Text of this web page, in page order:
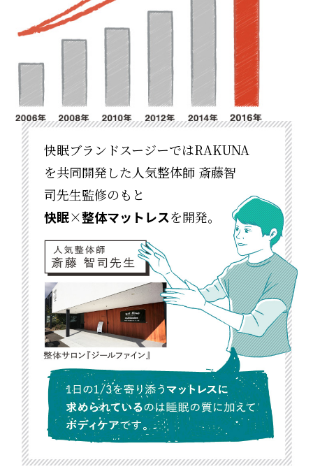
快眠ブランドスージーではRAKUNA
を共同開発した人気整体師 斎藤智
司先生監修のもと
快眠×整体マットレスを開発。